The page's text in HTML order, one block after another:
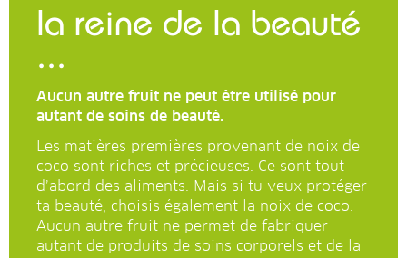
la reine de la beauté
...
Aucun autre fruit ne peut être utilisé pour
autant de soins de beauté.
Les matières premières provenant de noix de
coco sont riches et précieuses. Ce sont tout
d’abord des aliments. Mais si tu veux protéger
ta beauté, choisis également la noix de coco.
Aucun autre fruit ne permet de fabriquer
autant de produits de soins corporels et de la